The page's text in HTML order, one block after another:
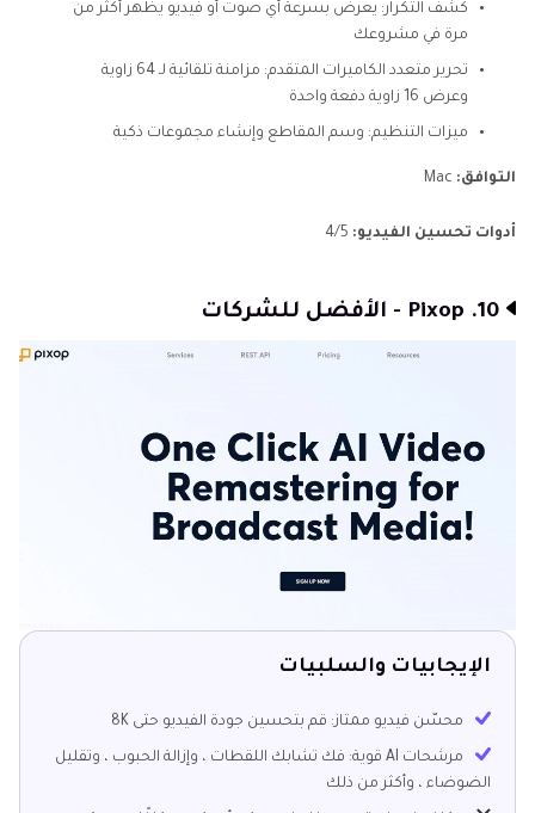
كشف التكرار: يعرض بسرعة أي صوت أو فيديو يظهر أكثر من
مرة في مشروعك
تحرير متعدد الكاميرات المتقدم: مزامنة تلقائية لـ 64 زاوية
وعرض 16 زاوية دفعة واحدة
ميزات التنظيم: وسم المقاطع وإنشاء مجموعات ذكية
التوافق:
أدوات تحسين الفيديو:
10. Pixop - الأفضل للشركات
الإيجابيات والسلبيات
محسّن فيديو ممتاز: قم بتحسين جودة الفيديو حتى 8K
مرشحات AI قوية: فك تشابك اللقطات ، وإزالة الحبوب ، وتقليل
الضوضاء ، وأكثر من ذلك